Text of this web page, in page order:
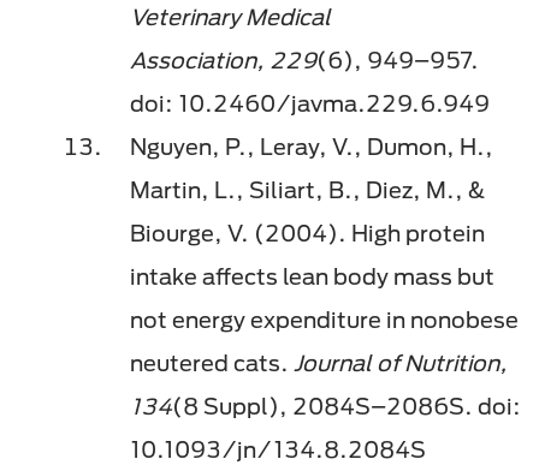
Veterinary Medical
Association, 229(6), 949–957.
doi: 10.2460/javma.229.6.949
Nguyen, P., Leray, V., Dumon, H.,
Martin, L., Siliart, B., Diez, M., &
Biourge, V. (2004). High protein
intake affects lean body mass but
not energy expenditure in nonobese
neutered cats. Journal of Nutrition,
134(8 Suppl), 2084S–2086S. doi:
10.1093/jn/134.8.2084S